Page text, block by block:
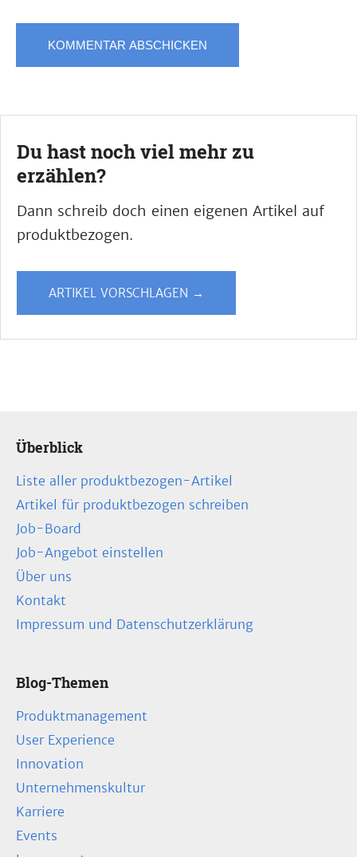
Du hast noch viel mehr zu
erzählen?
Dann schreib doch einen eigenen Artikel auf
produktbezogen.
ARTIKEL VORSCHLAGEN →
Überblick
Liste aller produktbezogen-Artikel
Artikel für produktbezogen schreiben
Job-Board
Job-Angebot einstellen
Über uns
Kontakt
Impressum und Datenschutzerklärung
Blog-Themen
Produktmanagement
User Experience
Innovation
Unternehmenskultur
Karriere
Events